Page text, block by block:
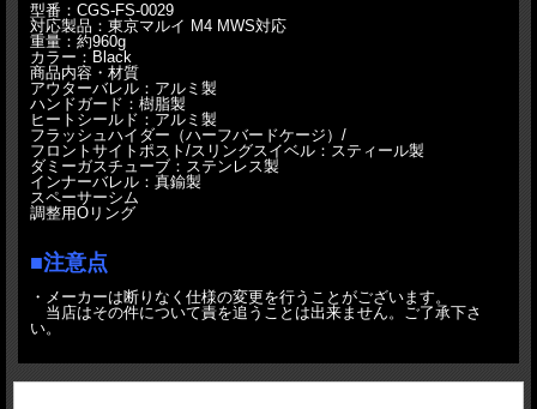
型番：CGS-FS-0029
対応製品：東京マルイ M4 MWS対応
重量：約960g
カラー：Black
商品内容・材質
アウターバレル：アルミ製
ハンドガード：樹脂製
ヒートシールド：アルミ製
フラッシュハイダー（ハーフバードケージ）/
フロントサイトポスト/スリングスイベル：スティール製
ダミーガスチューブ：ステンレス製
インナーバレル：真鍮製
スペーサーシム
調整用Oリング
■注意点
・メーカーは断りなく仕様の変更を行うことがございます。
当店はその件について責を追うことは出来ません。ご了承下さ
い。